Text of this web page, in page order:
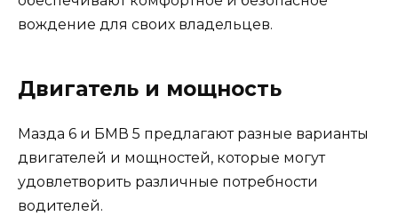
вождение для своих владельцев.
Двигатель и мощность
Мазда 6 и БМВ 5 предлагают разные варианты
двигателей и мощностей, которые могут
удовлетворить различные потребности
водителей.